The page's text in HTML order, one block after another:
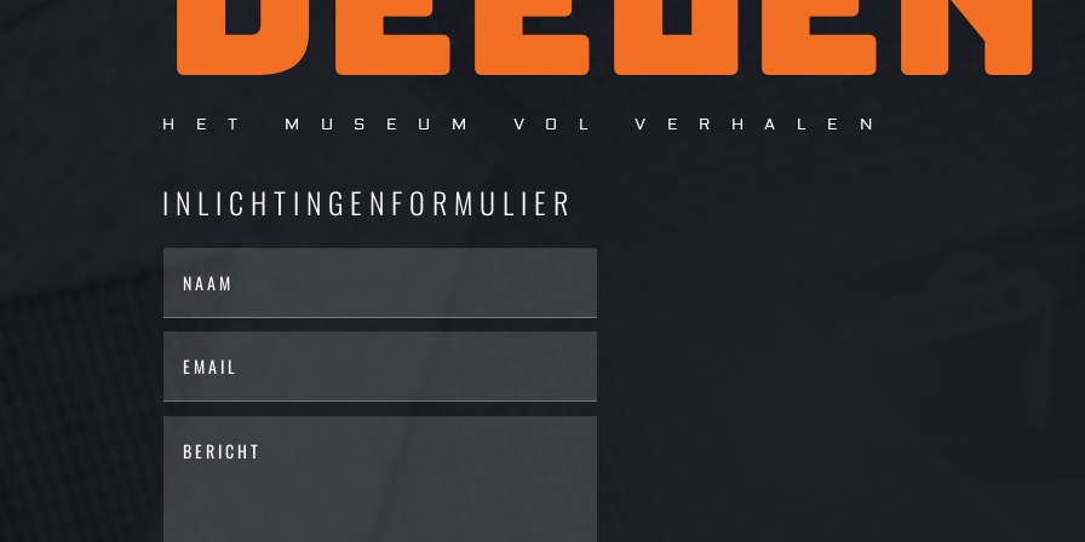
HET MUSEUM VOL VERHALEN
INLICHTINGENFORMULIER